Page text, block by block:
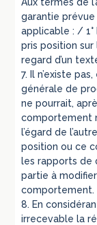
garantie prévue
applicable : /
pris position sur
regard d’un
7. Il n’existe
générale de
ne pourrait,
comportement
l’égard de
position ou ce
les rapports de
partie à
comportement.
8. En
irrecevable la